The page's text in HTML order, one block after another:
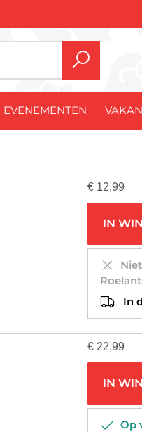
EVENEMENTEN
€ 12,99
IN
In
€ 22,99
IN
Op